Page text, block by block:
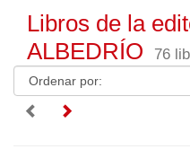
Libros de la
ALBEDRÍO
76